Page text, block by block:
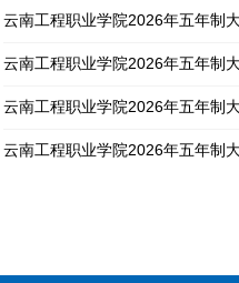
云南工程职业学院2026年五年制
云南工程职业学院2026年五年制
云南工程职业学院2026年五年制
云南工程职业学院2026年五年制